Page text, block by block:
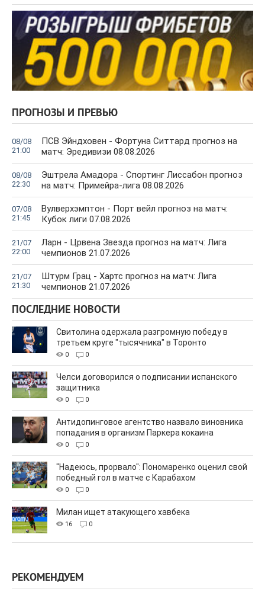
ПРОГНОЗЫ И ПРЕВЬЮ
08/08
21:00
ПСВ Эйндховен - Фортуна Ситтард прогноз на
матч: Эредивизи 08.08.2026
08/08
22:30
Эштрела Амадора - Спортинг Лиссабон прогноз
на матч: Примейра-лига 08.08.2026
07/08
21:45
Вулверхэмптон - Порт вейл прогноз на матч:
Кубок лиги 07.08.2026
21/07
22:00
Ларн - Црвена Звезда прогноз на матч: Лига
чемпионов 21.07.2026
21/07
21:30
Штурм Грац - Хартс прогноз на матч: Лига
чемпионов 21.07.2026
ПОСЛЕДНИЕ НОВОСТИ
Свитолина одержала разгромную победу в
третьем круге "тысячника" в Торонто
0 0
Челси договорился о подписании испанского
защитника
0 0
Антидопинговое агентство назвало виновника
попадания в организм Паркера кокаина
0 0
"Надеюсь, прорвало": Пономаренко оценил свой
победный гол в матче с Карабахом
0 0
Милан ищет атакующего хавбека
16 0
РЕКОМЕНДУЕМ